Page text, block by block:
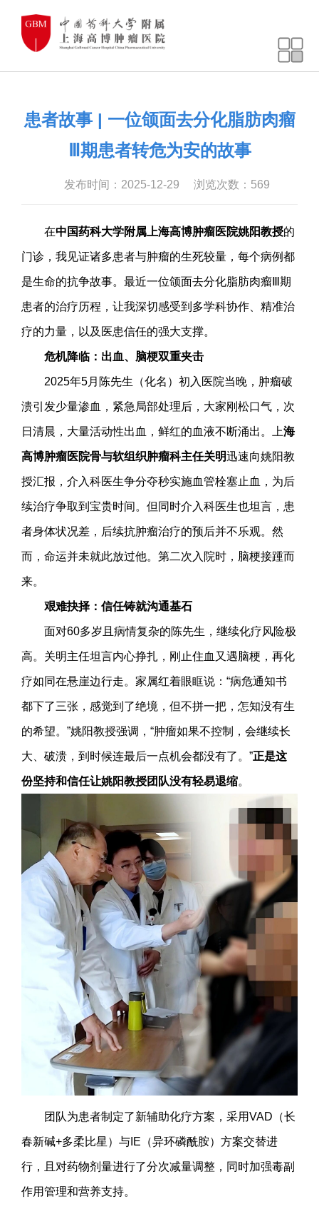
患者故事 | 一位颌面去分化脂肪肉瘤
Ⅲ期患者转危为安的故事
发布时间：2025-12-29 浏览次数： 569
在中国药科大学附属上海高博肿瘤医院姚阳教授的
门诊，我见证诸多患者与肿瘤的生死较量，每个病例都
是生命的抗争故事。最近一位颌面去分化脂肪肉瘤Ⅲ期
患者的治疗历程，让我深切感受到多学科协作、精准治
疗的力量，以及医患信任的强大支撑。
危机降临：出血、脑梗双重夹击
2025年5月陈先生（化名）初入医院当晚，肿瘤破
溃引发少量渗血，紧急局部处理后，大家刚松口气，次
日清晨，大量活动性出血，鲜红的血液不断涌出。上海
高博肿瘤医院骨与软组织肿瘤科主任关明迅速向姚阳教
授汇报，介入科医生争分夺秒实施血管栓塞止血，为后
续治疗争取到宝贵时间。但同时介入科医生也坦言，患
者身体状况差，后续抗肿瘤治疗的预后并不乐观。然
而，命运并未就此放过他。第二次入院时，脑梗接踵而
来。
艰难抉择：信任铸就沟通基石
面对60多岁且病情复杂的陈先生，继续化疗风险极
高。关明主任坦言内心挣扎，刚止住血又遇脑梗，再化
疗如同在悬崖边行走。家属红着眼眶说：“病危通知书
都下了三张，感觉到了绝境，但不拼一把，怎知没有生
的希望。”姚阳教授强调，“肿瘤如果不控制，会继续长
大、破溃，到时候连最后一点机会都没有了。”正是这
份坚持和信任让姚阳教授团队没有轻易退缩。
团队为患者制定了新辅助化疗方案，采用VAD（长
春新碱+多柔比星）与IE（异环磷酰胺）方案交替进
行，且对药物剂量进行了分次减量调整，同时加强毒副
作用管理和营养支持。